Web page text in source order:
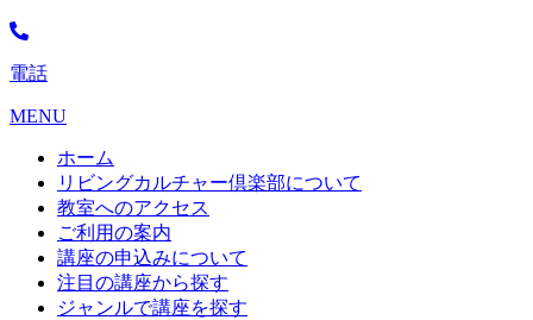
電話
MENU
ホーム
リビングカルチャー倶楽部について
教室へのアクセス
ご利用の案内
講座の申込みについて
注目の講座から探す
ジャンルで講座を探す